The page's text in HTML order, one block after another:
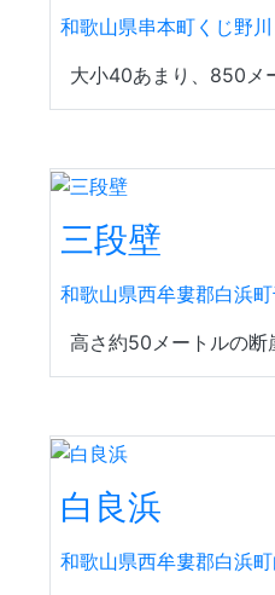
和歌山県串本町くじ野川
大小40あまり、850メ
三段壁
和歌山県西牟婁郡白浜
高さ約50メートルの断
白良浜
和歌山県西牟婁郡白浜